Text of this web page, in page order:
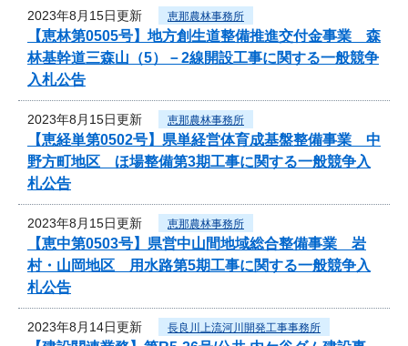
2023年8月15日更新 恵那農林事務所
【恵林第0505号】地方創生道整備推進交付金事業 森
林基幹道三森山（5）－2線開設工事に関する一般競争
入札公告
2023年8月15日更新 恵那農林事務所
【恵経単第0502号】県単経営体育成基盤整備事業 中
野方町地区 ほ場整備第3期工事に関する一般競争入
札公告
2023年8月15日更新 恵那農林事務所
【恵中第0503号】県営中山間地域総合整備事業 岩
村・山岡地区 用水路第5期工事に関する一般競争入
札公告
2023年8月14日更新 長良川上流河川開発工事事務所